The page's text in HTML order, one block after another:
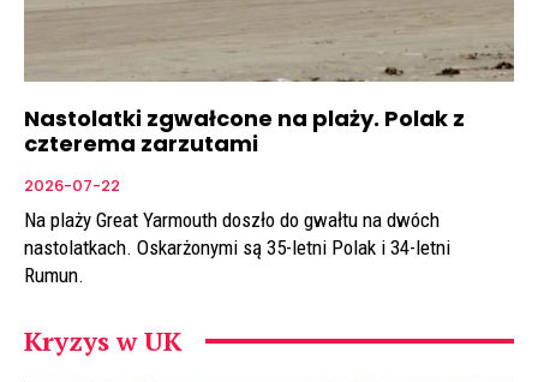
Nastolatki zgwałcone na plaży. Polak z
czterema zarzutami
2026-07-22
Na plaży Great Yarmouth doszło do gwałtu na dwóch
nastolatkach. Oskarżonymi są 35-letni Polak i 34-letni
Rumun.
Kryzys w UK